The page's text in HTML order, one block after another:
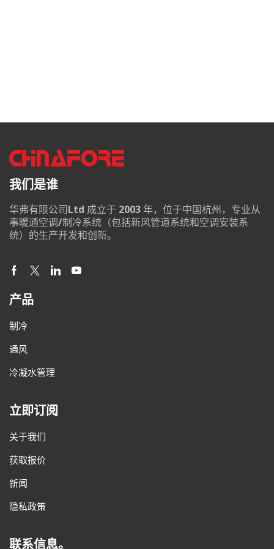
我们是谁
华弗有限公司Ltd 成立于 2003 年，位于中国杭州，专业从
事暖通空调/制冷系统（包括新风管道系统和空调安装系
统）的生产开发和创新。
产品
制冷
通风
冷凝水管理
立即订阅
关于我们
获取报价
新闻
隐私政策
联系信息。